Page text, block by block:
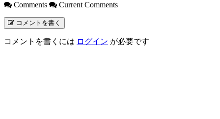
Comments Current Comments
コメントを書く
コメントを書くには ログイン が必要です